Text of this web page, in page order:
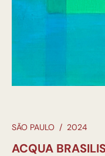
SÃO PAULO / 2024
ACQUA